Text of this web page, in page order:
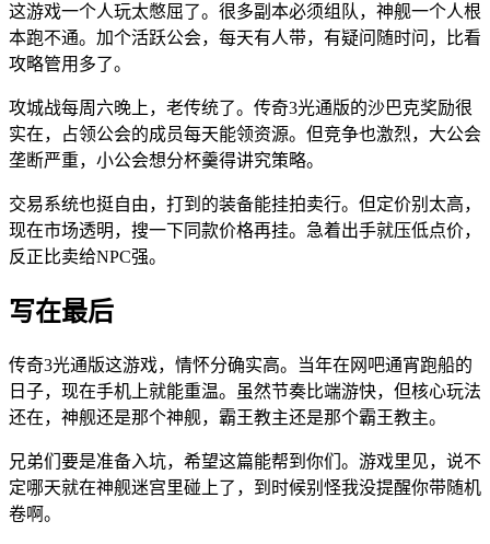
这游戏一个人玩太憋屈了。很多副本必须组队，神舰一个人根
本跑不通。加个活跃公会，每天有人带，有疑问随时问，比看
攻略管用多了。
攻城战每周六晚上，老传统了。传奇3光通版的沙巴克奖励很
实在，占领公会的成员每天能领资源。但竞争也激烈，大公会
垄断严重，小公会想分杯羹得讲究策略。
交易系统也挺自由，打到的装备能挂拍卖行。但定价别太高，
现在市场透明，搜一下同款价格再挂。急着出手就压低点价，
反正比卖给NPC强。
写在最后
传奇3光通版这游戏，情怀分确实高。当年在网吧通宵跑船的
日子，现在手机上就能重温。虽然节奏比端游快，但核心玩法
还在，神舰还是那个神舰，霸王教主还是那个霸王教主。
兄弟们要是准备入坑，希望这篇能帮到你们。游戏里见，说不
定哪天就在神舰迷宫里碰上了，到时候别怪我没提醒你带随机
卷啊。